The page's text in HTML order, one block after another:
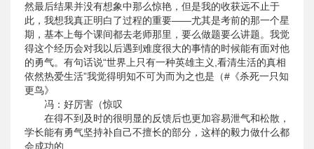
然最后结果并没有想象中那么惊艳，但是我的收获远不止于
此，我想我真正明白了过程的重要——尤其是考前的那一个星
期，基本上每个课间都去老师那里，要么做题要么讲题。我觉
得这个经历会对我以后遇到难度很大的事情的时候能有面对他
的勇气。有句话说“世界上只有一种英雄主义,看清生活的真相
依然热爱生活”我觉得明知不可为而为之也是（#《杀死一只知
更鸟》
冯：好厉害（惊叹
在得不到及时的很明显的反馈后也更加容易泄气和松散，
学长能有勇气坚持补自己不擅长的部分，这样的毅力做什么都
会成功的